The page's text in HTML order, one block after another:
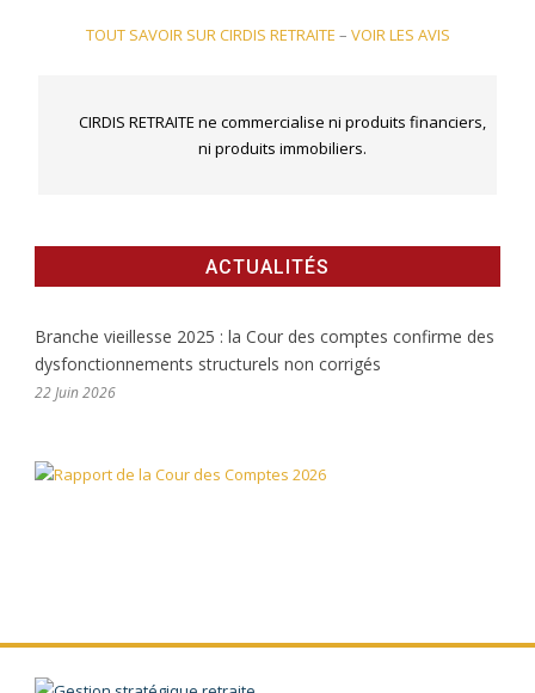
TOUT SAVOIR SUR CIRDIS RETRAITE – VOIR LES AVIS
CIRDIS RETRAITE ne commercialise ni produits financiers,
ni produits immobiliers.
ACTUALITÉS
Branche vieillesse 2025 : la Cour des comptes confirme des
dysfonctionnements structurels non corrigés
22 Juin 2026